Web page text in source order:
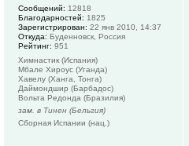
Сообщений: 12818
Благодарностей: 1825
Зарегистрирован: 22 янв 2010, 14:37
Откуда: Буденновск, Россия
Рейтинг: 951
Химнастик (Испания)
Мбале Хироус (Уганда)
Хавелу (Ханга, Тонга)
Даймондшир (Барбадос)
Вольта Редонда (Бразилия)
зам. в Тинен (Бельгия)
Сборная Испании (нац.)